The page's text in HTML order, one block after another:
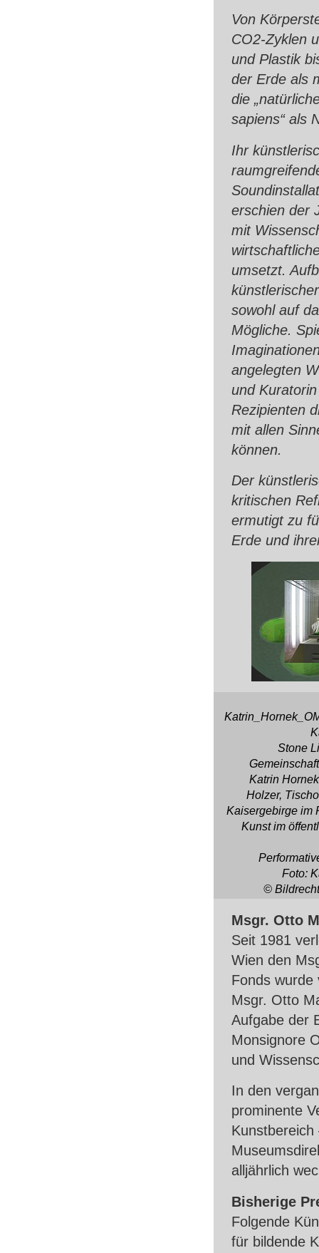
Von
CO2-Zyklen
und Plastik
der Erde als
die
sapiens“ als
Ihr
erschien der
mit
umsetzt.
sowohl auf
Mögliche.
angelegten
und
Rezipienten
mit allen
können.
Der
kritischen
ermutigt zu
Erde und
Stone
Katrin
Holzer,
Kaisergebirge im
Kunst im
Foto:
©
Msgr. Otto
Seit 1981
Wien den
Fonds wurde
Msgr. Otto
Aufgabe der
Monsignore
und
In den
prominente
alljährlich
Bisherige
Folgende
für bildende